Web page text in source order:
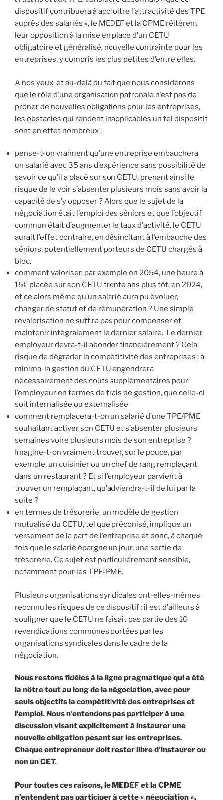
dispositif contribuera à accroitre l’attractivité des TPE
auprès des salariés », le MEDEF et la CPME réitèrent
leur opposition à la mise en place d’un CETU
obligatoire et généralisé, nouvelle contrainte pour les
entreprises, y compris les plus petites d’entre elles.
A nos yeux, et au-delà du fait que nous considérons
que le rôle d’une organisation patronale n’est pas de
prôner de nouvelles obligations pour les entreprises,
les obstacles qui rendent inapplicables un tel dispositif
sont en effet nombreux :
pense-t-on vraiment qu’une entreprise embauchera
un salarié avec 35 ans d’expérience sans possibilité de
savoir ce qu’il a placé sur son CETU, prenant ainsi le
risque de le voir s’absenter plusieurs mois sans avoir la
capacité de s’y opposer ? Alors que le sujet de la
négociation était l’emploi des séniors et que l’objectif
commun était d’augmenter le taux d’activité, le CETU
aurait l’effet contraire, en désincitant à l’embauche des
séniors, potentiellement porteurs de CETU chargés à
bloc.
comment valoriser, par exemple en 2054, une heure à
15€ placée sur son CETU trente ans plus tôt, en 2024,
et ce alors même qu’un salarié aura pu évoluer,
changer de statut et de rémunération ? Une simple
revalorisation ne suffira pas pour compenser et
maintenir intégralement le dernier salaire. Le dernier
employeur devra-t-il abonder financièrement ? Cela
risque de dégrader la compétitivité des entreprises : à
minima, la gestion du CETU engendrera
nécessairement des coûts supplémentaires pour
l’employeur en termes de frais de gestion, que celle-ci
soit internalisée ou externalisée
comment remplacera-t-on un salarié d’une TPE/PME
souhaitant activer son CETU et s’absenter plusieurs
semaines voire plusieurs mois de son entreprise ?
Imagine-t-on vraiment trouver, sur le pouce, par
exemple, un cuisinier ou un chef de rang remplaçant
dans un restaurant ? Et si l’employeur parvient à
trouver un remplaçant, qu’adviendra-t-il de lui par la
suite ?
en termes de trésorerie, un modèle de gestion
mutualisé du CETU, tel que préconisé, implique un
versement de la part de l’entreprise et donc, à chaque
fois que le salarié épargne un jour, une sortie de
trésorerie. Ce sujet est particulièrement sensible,
notamment pour les TPE-PME.
Plusieurs organisations syndicales ont-elles-mêmes
reconnu les risques de ce dispositif : il est d’ailleurs à
souligner que le CETU ne faisait pas partie des 10
revendications communes portées par les
organisations syndicales dans le cadre de la
négociation.
Nous restons fidèles à la ligne pragmatique qui a été
la nôtre tout au long de la négociation, avec pour
seuls objectifs la compétitivité des entreprises et
l’emploi. Nous n’entendons pas participer à une
discussion visant explicitement à instaurer une
nouvelle obligation pesant sur les entreprises.
Chaque entrepreneur doit rester libre d’instaurer ou
non un CET.
Pour toutes ces raisons, le MEDEF et la CPME
n’entendent pas participer à cette « négociation ».